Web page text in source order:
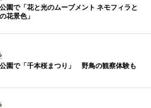
園で「花と光のムーブメント ネモフィラと
花景色」
園で「千本桜まつり」 野鳥の観察体験も